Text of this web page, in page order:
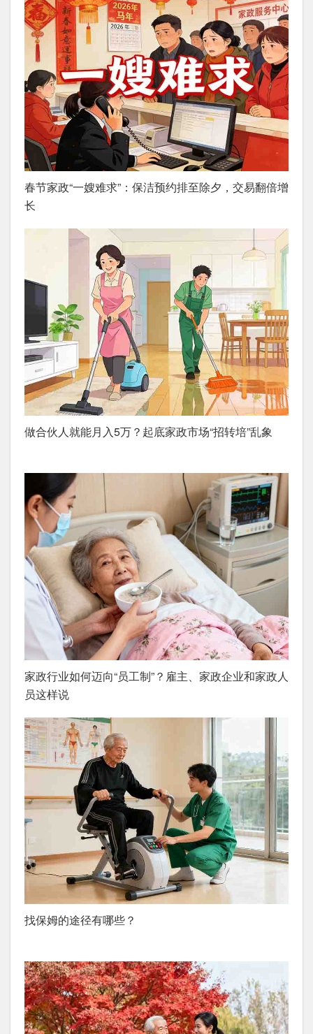
春节家政“一嫂难求”：保洁预约排至除夕，交易翻倍增
长
做合伙人就能月入5万？起底家政市场“招转培”乱象
家政行业如何迈向“员工制”？雇主、家政企业和家政人
员这样说
找保姆的途径有哪些？